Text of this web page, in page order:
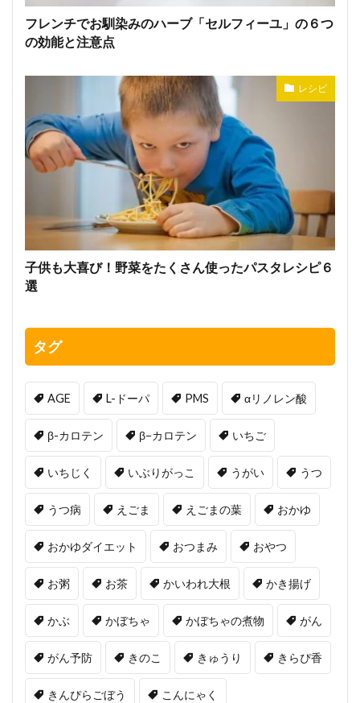
フレンチでお馴染みのハーブ「セルフィーユ」の６つ
の効能と注意点
レシピ
子供も大喜び！野菜をたくさん使ったパスタレシピ６
選
タグ
AGE L-ドーパ PMS αリノレン酸
β-カロテン β−カロテン いちご
いちじく いぶりがっこ うがい うつ
うつ病 えごま えごまの葉 おかゆ
おかゆダイエット おつまみ おやつ
お粥 お茶 かいわれ大根 かき揚げ
かぶ かぼちゃ かぼちゃの煮物 がん
がん予防 きのこ きゅうり きらぴ香
きんぴらごぼう こんにゃく